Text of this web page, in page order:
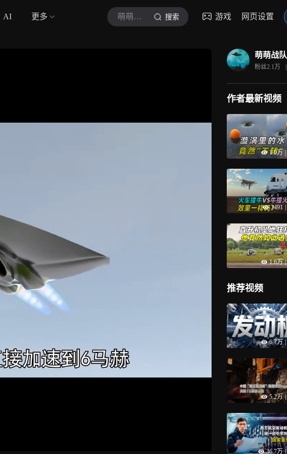
AI 更多 萌萌战队 搜索 游戏 网页设置
萌萌战队
粉丝2.1万 |
作者最新视频
1.0万
3491
1.6万 |
推荐视频
6.7万 |
5.2万
36.7万 |